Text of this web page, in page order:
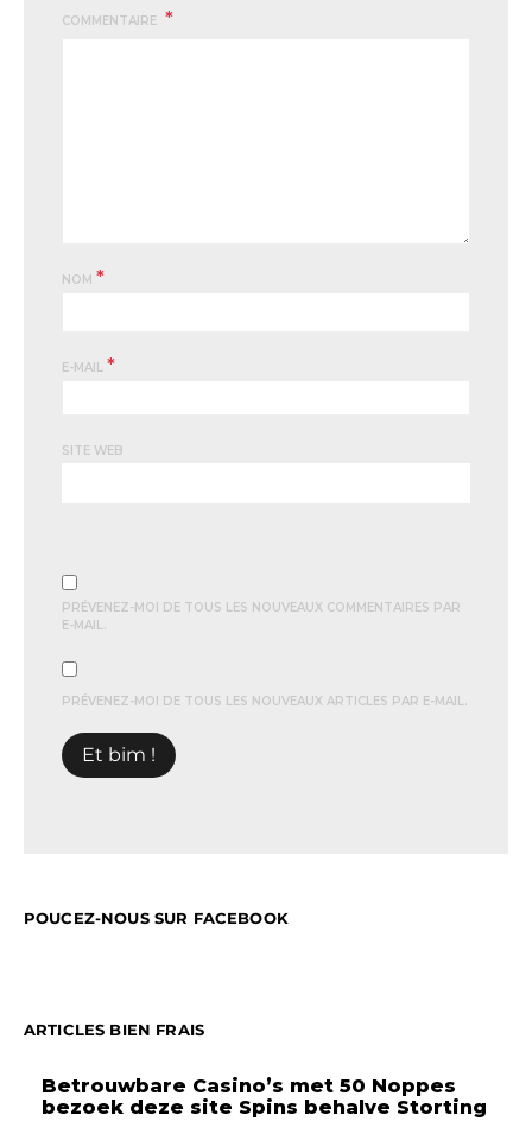
COMMENTAIRE
NOM *
E-MAIL *
SITE WEB
PRÉVENEZ-MOI DE TOUS LES NOUVEAUX COMMENTAIRES PAR
E-MAIL.
PRÉVENEZ-MOI DE TOUS LES NOUVEAUX ARTICLES PAR E-MAIL.
POUCEZ-NOUS SUR FACEBOOK
ARTICLES BIEN FRAIS
Betrouwbare Casino’s met 50 Noppes
bezoek deze site Spins behalve Storting